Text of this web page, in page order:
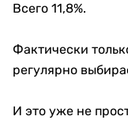
Всего 11,8%.
Фактически
регулярно
И это уже не